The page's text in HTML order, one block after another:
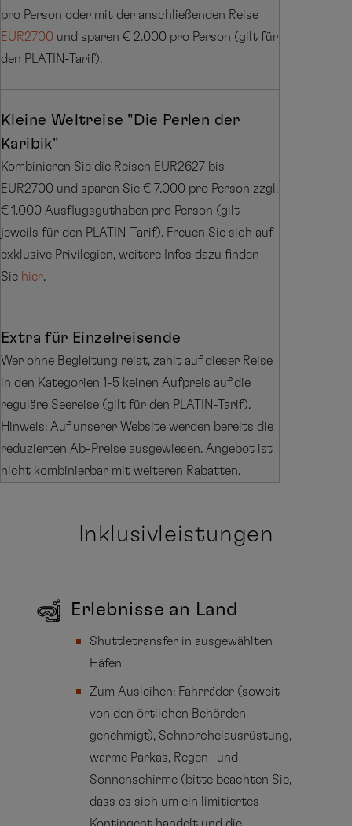
pro Person oder mit der anschließenden Reise
EUR2700 und sparen € 2.000 pro Person (gilt für
den PLATIN-Tarif).
Kleine Weltreise "Die Perlen der
Karibik"
Kombinieren Sie die Reisen EUR2627 bis
EUR2700 und sparen Sie € 7.000 pro Person zzgl.
€ 1.000 Ausflugsguthaben pro Person (gilt
jeweils für den PLATIN-Tarif). Freuen Sie sich auf
exklusive Privilegien, weitere Infos dazu finden
Sie hier.
Extra für Einzelreisende
Wer ohne Begleitung reist, zahlt auf dieser Reise
in den Kategorien 1-5 keinen Aufpreis auf die
reguläre Seereise (gilt für den PLATIN-Tarif).
Hinweis: Auf unserer Website werden bereits die
reduzierten Ab-Preise ausgewiesen. Angebot ist
nicht kombinierbar mit weiteren Rabatten.
Inklusivleistungen
Erlebnisse an Land
Shuttletransfer in ausgewählten
Häfen
Zum Ausleihen: Fahrräder (soweit
von den örtlichen Behörden
genehmigt), Schnorchelausrüstung,
warme Parkas, Regen- und
Sonnenschirme (bitte beachten Sie,
dass es sich um ein limitiertes
Kontingent handelt und die